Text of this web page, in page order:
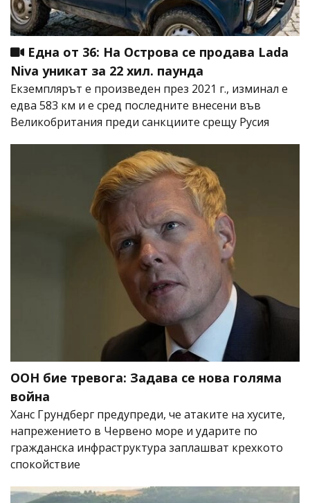
Една от 36: На Острова се продава Lada
Niva уникат за 22 хил. паунда
Екземплярът е произведен през 2021 г., изминал е
едва 583 км и е сред последните внесени във
Великобритания преди санкциите срещу Русия
ООН бие тревога: Задава се нова голяма
война
Ханс Грундберг предупреди, че атаките на хусите,
напрежението в Червено море и ударите по
гражданска инфраструктура заплашват крехкото
спокойствие